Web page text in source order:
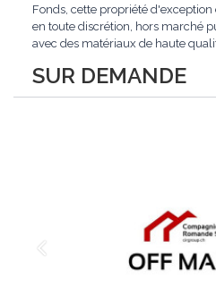
SUR DEMANDE
Fonds, cette propriété
en toute discrétion, hors marché
avec des matériaux de haute
remarquable.L'espace de vie
un véritable...